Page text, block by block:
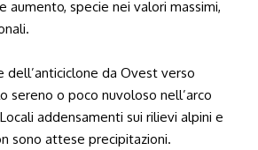
aumento, specie nei valori massimi,
dell’anticiclone da Ovest verso
sereno o poco nuvoloso nell’arco
addensamenti sui rilievi alpini e
sono attese precipitazioni.